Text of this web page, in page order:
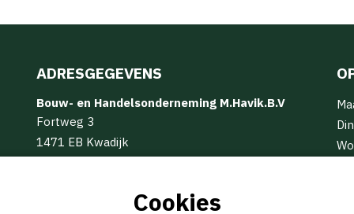
ADRESGEGEVENS
Bouw- en Handelsonderneming M.Havik.B.V
Fortweg 3
1471 EB Kwadijk
Cookies